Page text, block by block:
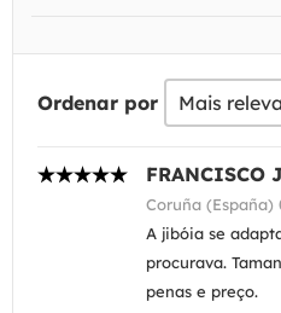
Ordenar por
FRANCISCO
Coruña (España)
A jibóia se
procurava.
penas e preço.